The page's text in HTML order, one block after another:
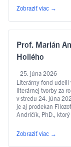
Čítať ďalej
Zobraziť viac →
Prof. Marián
Hollého
- 25. júna 2026
Literárny fond udelil
literárnej tvorby za
v stredu 24. júna
je aj prodekan
Andričík, PhD.,
Zobraziť viac
→